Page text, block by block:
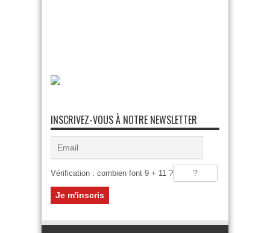
INSCRIVEZ-VOUS À NOTRE NEWSLETTER
Vérification : combien font 9 + 11 ?